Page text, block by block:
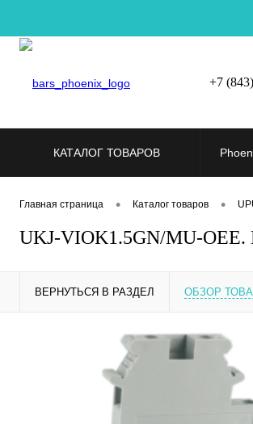
+7
КАТАЛОГ ТОВАРОВ
Главная страница • Каталог товаров •
UKJ-VIOK1.5GN/MU-OEE.
ВЕРНУТЬСЯ В РАЗДЕЛ ОБЗОР